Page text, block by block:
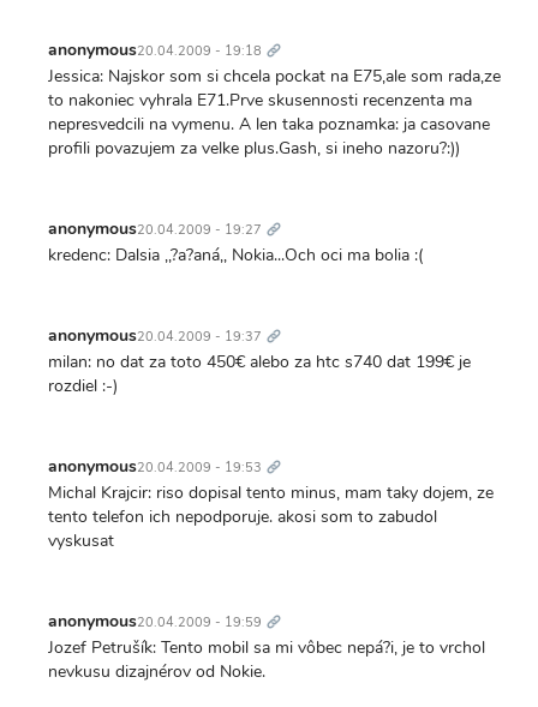
anonymous20.04.2009 - 19:18 odkaz
Jessica: Najskor som si chcela pockat na E75,ale som rada,ze
to nakoniec vyhrala E71.Prve skusennosti recenzenta ma
nepresvedcili na vymenu. A len taka poznamka: ja casovane
profili povazujem za velke plus.Gash, si ineho nazoru?:))
anonymous20.04.2009 - 19:27 odkaz
kredenc: Dalsia ,,?a?aná,, Nokia...Och oci ma bolia :(
anonymous20.04.2009 - 19:37 odkaz
milan: no dat za toto 450€ alebo za htc s740 dat 199€ je
rozdiel :-)
anonymous20.04.2009 - 19:53 odkaz
Michal Krajcir: riso dopisal tento minus, mam taky dojem, ze
tento telefon ich nepodporuje. akosi som to zabudol
vyskusat
anonymous20.04.2009 - 19:59 odkaz
Jozef Petrušík: Tento mobil sa mi vôbec nepá?i, je to vrchol
nevkusu dizajnérov od Nokie.